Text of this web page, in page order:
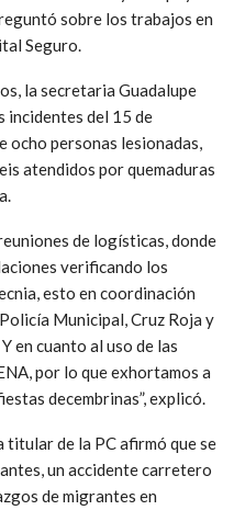
sobre los trabajos en
Seguro.
la secretaria Guadalupe
incidentes del 15 de
ocho personas lesionadas,
atendidos por quemaduras
de logísticas, donde
verificando los
esto en coordinación
Policía Municipal, Cruz Roja y
en cuanto al uso de las
por lo que exhortamos a
decembrinas”, explicó.
titular de la PC afirmó que se
un accidente carretero
de migrantes en